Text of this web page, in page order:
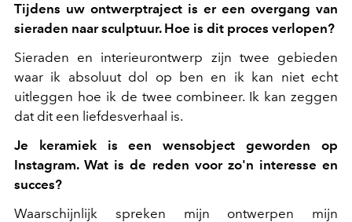
Tijdens uw ontwerptraject is er een overgang van
sieraden naar sculptuur. Hoe is dit proces verlopen?
Sieraden en interieurontwerp zijn twee gebieden
waar ik absoluut dol op ben en ik kan niet echt
uitleggen hoe ik de twee combineer. Ik kan zeggen
dat dit een liefdesverhaal is.
Je keramiek is een wensobject geworden op
Instagram. Wat is de reden voor zo'n interesse en
succes?
Waarschijnlijk spreken mijn ontwerpen mijn